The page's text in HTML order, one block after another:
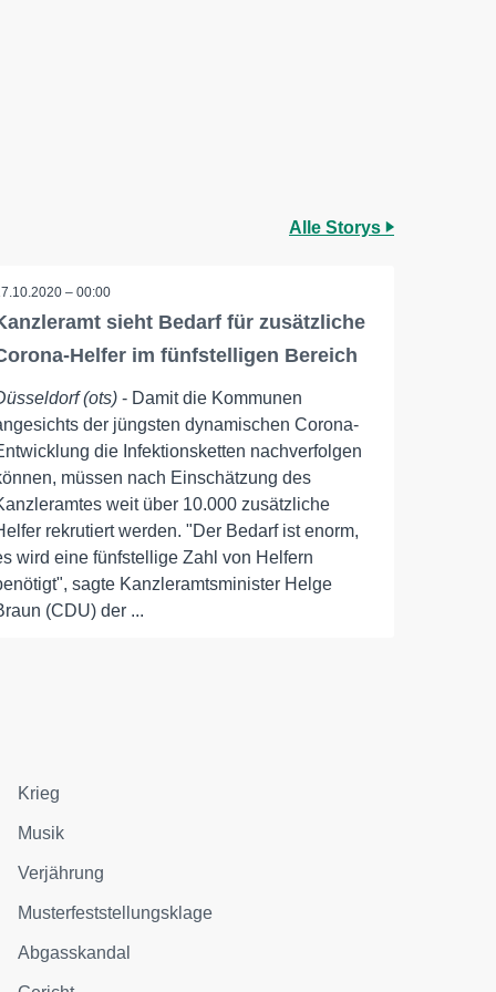
Alle Storys
– 00:00
sieht Bedarf für zusätzliche
Helfer im fünfstelligen Bereich
(ots) - Damit die Kommunen
der jüngsten dynamischen Corona-
die Infektionsketten nachverfolgen
müssen nach Einschätzung des
weit über 10.000 zusätzliche
rekrutiert werden. "Der Bedarf ist enorm,
wird eine fünfstellige Zahl von Helfern
sagte Kanzleramtsminister Helge
(CDU) der ...
Krieg
Musik
Verjährung
Musterfeststellungsklage
Abgasskandal